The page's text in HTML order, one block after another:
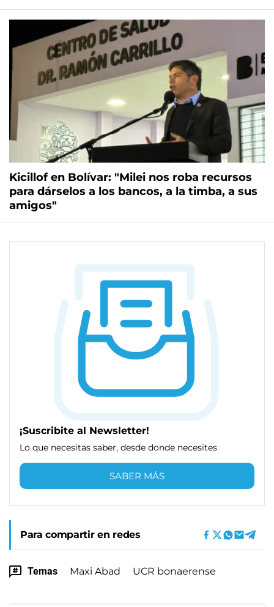
Kicillof en Bolívar: "Milei nos roba recursos
para dárselos a los bancos, a la timba, a sus
amigos"
¡Suscribite al Newsletter!
Lo que necesitas saber, desde donde necesites
SABER MÁS
Para compartir en redes
Temas Maxi Abad UCR bonaerense